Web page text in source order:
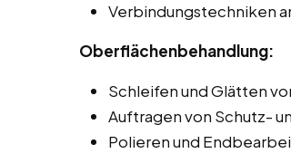
Verbindungstechniken
Oberflächenbehandlung:
Schleifen und Glätten
Auftragen von Schutz-
Polieren und